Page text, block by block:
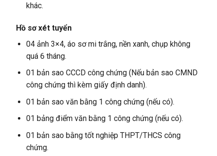
khác.
Hồ sơ xét tuyển
04 ảnh 3×4, áo sơ mi trắng, nền xanh, chụp không
quá 6 tháng.
01 bản sao CCCD công chứng (Nếu bản sao CMND
công chứng thì kèm giấy định danh).
01 bản sao văn bằng 1 công chứng (nếu có).
01 bảng điểm văn bằng 1 công chứng (nếu có).
01 bản sao bằng tốt nghiệp THPT/THCS công
chứng.